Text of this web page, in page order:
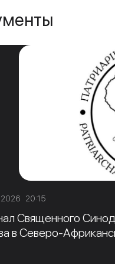
2026 20:15
Священного
в Северо-